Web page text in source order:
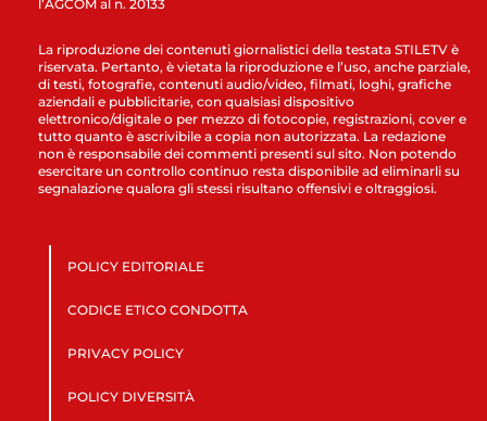
l’AGCOM al n. 20133
La riproduzione dei contenuti giornalistici della testata STILETV è
riservata. Pertanto, è vietata la riproduzione e l’uso, anche parziale,
di testi, fotografie, contenuti audio/video, filmati, loghi, grafiche
aziendali e pubblicitarie, con qualsiasi dispositivo
elettronico/digitale o per mezzo di fotocopie, registrazioni, cover e
tutto quanto è ascrivibile a copia non autorizzata. La redazione
non è responsabile dei commenti presenti sul sito. Non potendo
esercitare un controllo continuo resta disponibile ad eliminarli su
segnalazione qualora gli stessi risultano offensivi e oltraggiosi.
POLICY EDITORIALE
CODICE ETICO CONDOTTA
PRIVACY POLICY
POLICY DIVERSITÀ